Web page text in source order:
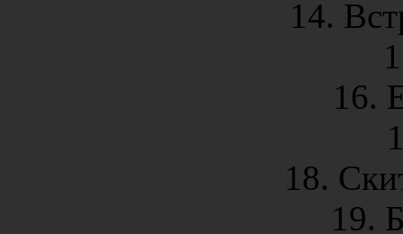
14.
16.
18.
19.